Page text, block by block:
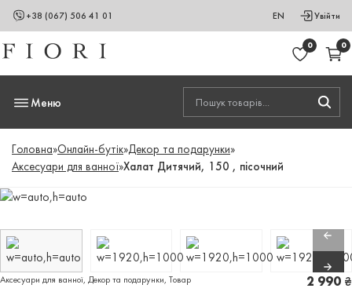
+38 (067) 506 41 01 EN Увійти
0 0
Меню
Головна»Онлайн-бутік»Декор та подарунки»
Аксесуари для ванної»Халат Дитячий, 150 , пісочний
Аксесуари для ванної, Декор та подарунки, Товар 2 990 ₴